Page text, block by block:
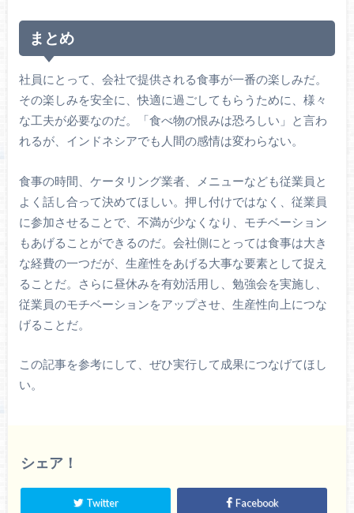
まとめ
社員にとって、会社で提供される食事が一番の楽しみだ。
その楽しみを安全に、快適に過ごしてもらうために、様々
な工夫が必要なのだ。「食べ物の恨みは恐ろしい」と言わ
れるが、インドネシアでも人間の感情は変わらない。
食事の時間、ケータリング業者、メニューなども従業員と
よく話し合って決めてほしい。押し付けではなく、従業員
に参加させることで、不満が少なくなり、モチベーション
もあげることができるのだ。会社側にとっては食事は大き
な経費の一つだが、生産性をあげる大事な要素として捉え
ることだ。さらに昼休みを有効活用し、勉強会を実施し、
従業員のモチベーションをアップさせ、生産性向上につな
げることだ。
この記事を参考にして、ぜひ実行して成果につなげてほし
い。
シェア！
Twitter Facebook